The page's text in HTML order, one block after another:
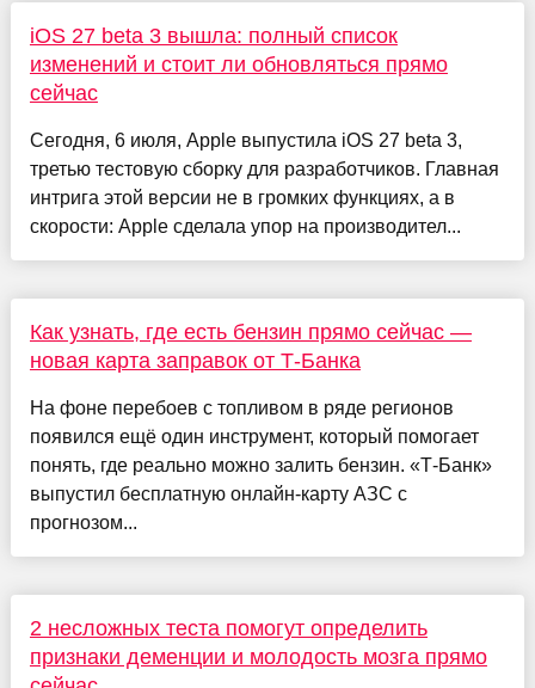
iOS 27 beta 3 вышла: полный список
изменений и стоит ли обновляться прямо
сейчас
Сегодня, 6 июля, Apple выпустила iOS 27 beta 3,
третью тестовую сборку для разработчиков. Главная
интрига этой версии не в громких функциях, а в
скорости: Apple сделала упор на производител...
Как узнать, где есть бензин прямо сейчас —
новая карта заправок от Т-Банка
На фоне перебоев с топливом в ряде регионов
появился ещё один инструмент, который помогает
понять, где реально можно залить бензин. «Т-Банк»
выпустил бесплатную онлайн-карту АЗС с
прогнозом...
2 несложных теста помогут определить
признаки деменции и молодость мозга прямо